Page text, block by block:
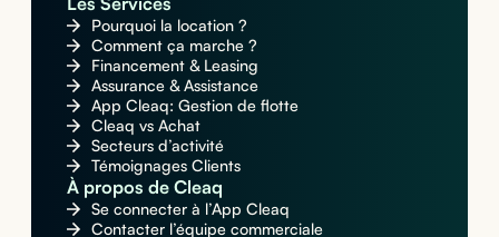
Pourquoi la location ?
Comment ça marche ?
Financement & Leasing
Assurance & Assistance
App Cleaq: Gestion de flotte
Cleaq vs Achat
Secteurs d’activité
Témoignages Clients
À propos de Cleaq
Se connecter à l’App Cleaq
Contacter l’équipe commerciale